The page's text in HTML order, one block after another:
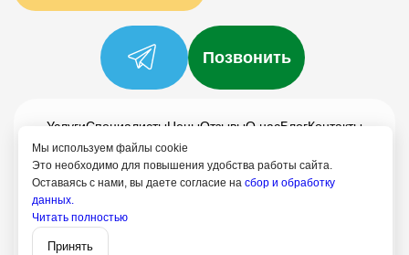
Мы используем файлы cookie
Это необходимо для повышения удобства работы сайта.
Оставаясь с нами, вы даете согласие на сбор и обработку
данных.
Читать полностью
Принять
Позвонить
УслугиСпециалистыЦеныОтзывыО насБлогКонтакты
Политика конфиденциальности
Согласие на обработку
+7 (958) 795-61-54
Путилково